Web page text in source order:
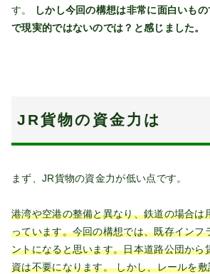
す。
しかし今回の構想は非常に面白いも
で現実的ではないのでは？と感じました。
JR貨物の資金力は
まず、JR貨物の資金力が低い点です。
港湾や空港の整備と異なり、鉄道の場合は
っています。今回の構想では、既存インフ
ントになると思います。日本道路公団から
資は不要になります。 しかし、レールを